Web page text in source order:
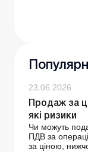
23.06.2026
Продаж за
які ризики
Чи можуть
ПДВ за
за ціною,